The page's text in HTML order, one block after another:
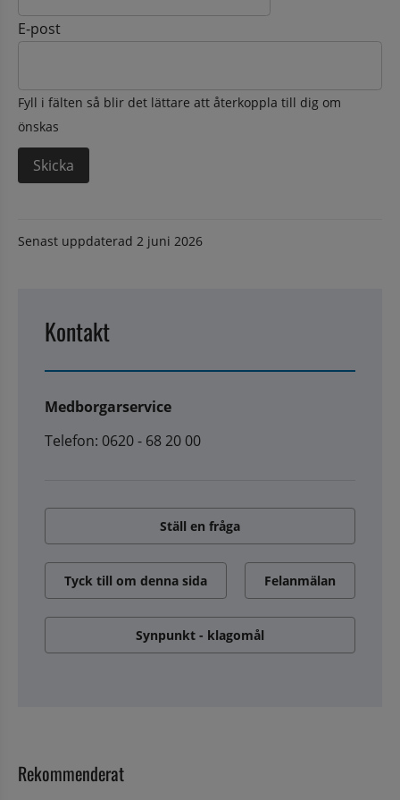
E-post
Fyll i fälten så blir det lättare att återkoppla till dig om
önskas
Senast uppdaterad 2 juni 2026
Kontakt
Medborgarservice
Telefon: 0620 - 68 20 00
Ställ en fråga
Tyck till om denna sida Felanmälan
Synpunkt - klagomål
Rekommenderat